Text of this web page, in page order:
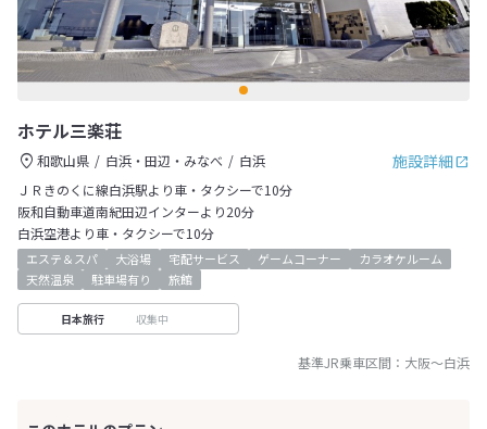
ホテル三楽荘
施設詳細
和歌山県 白浜・田辺・みなべ
白浜
ＪＲきのくに線白浜駅より車・タクシーで10分
阪和自動車道南紀田辺インターより20分
白浜空港より車・タクシーで10分
エステ＆スパ 大浴場 宅配サービス ゲームコーナー
カラオケルーム
天然温泉
駐車場有り 旅館
日本旅行 収集中
基準JR乗車区間： 大阪～白浜